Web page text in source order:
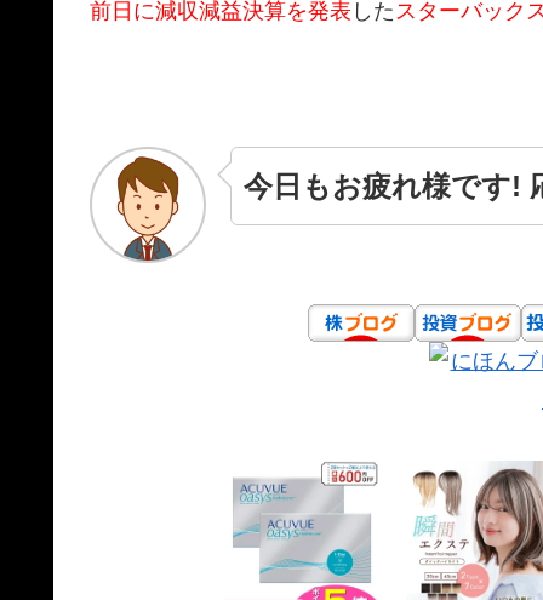
前日に減収減益決算を発表 した スターバック
今日もお疲れ様です!